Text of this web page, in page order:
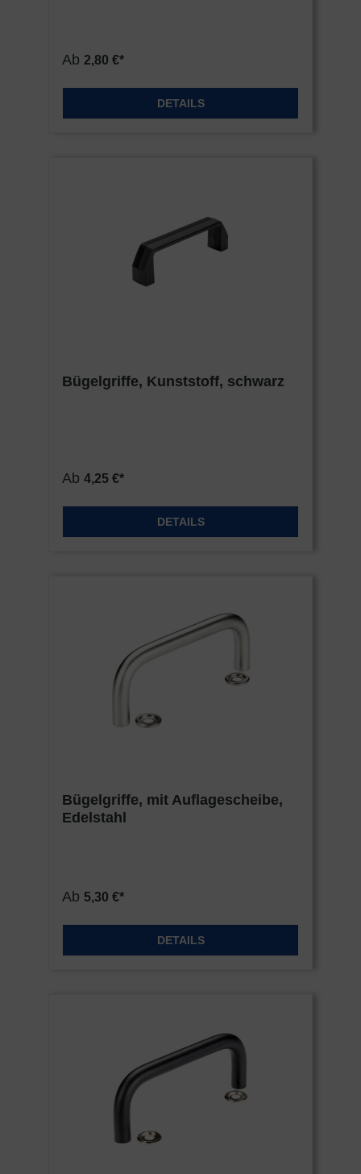
Ab 2,80 €*
DETAILS
Bügelgriffe, Kunststoff, schwarz
Ab 4,25 €*
DETAILS
Bügelgriffe, mit Auflagescheibe,
Edelstahl
Ab 5,30 €*
DETAILS